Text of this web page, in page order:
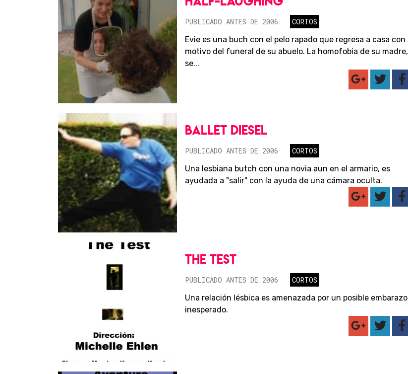
PUBLICADO ANTES DE 2006
CORTOS
Evie es una buch con el pelo rapado que regresa a casa con
motivo del funeral de su abuelo. La homofobia de su madre,
se...
BALLET DIESEL
PUBLICADO ANTES DE 2006
CORTOS
Una lesbiana butch con una novia aun en el armario, es
ayudada a "salir" con la ayuda de una cámara oculta.
THE TEST
PUBLICADO ANTES DE 2006
CORTOS
Una relación lésbica es amenazada por un posible embarazo
inesperado.